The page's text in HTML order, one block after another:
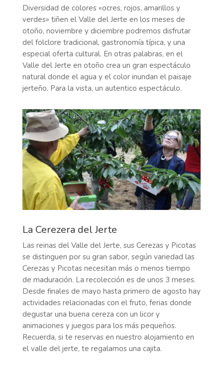
Diversidad de colores «ocres, rojos, amarillos y
verdes» tiñen el Valle del Jerte en los meses de
otoño, noviembre y diciembre podremos disfrutar
del folclore tradicional, gastronomía típica, y una
especial oferta cultural. En otras palabras, en el
Valle del Jerte en otoño crea un gran espectáculo
natural donde el agua y el color inundan el paisaje
jerteño. Para la vista, un autentico espectáculo.
La Cerezera del Jerte
Las reinas del Valle del Jerte, sus Cerezas y Picotas
se distinguen por su gran sabor, según variedad las
Cerezas y Picotas necesitan más o menos tiempo
de maduración. La recolección es de unos 3 meses.
Desde finales de mayo hasta primero de agosto hay
actividades relacionadas con el fruto, ferias donde
degustar una buena cereza con un licor y
animaciones y juegos para los más pequeños.
Recuerda, si te reservas en nuestro alojamiento en
el valle del jerte, te regalamos una cajita.